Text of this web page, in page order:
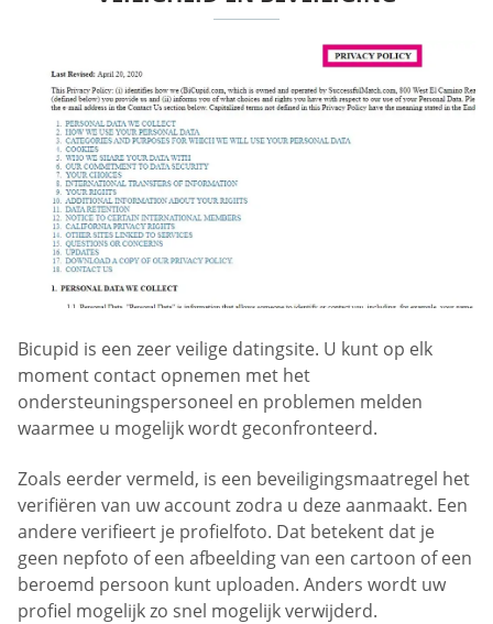
Bicupid is een zeer veilige datingsite. U kunt op elk
moment contact opnemen met het
ondersteuningspersoneel en problemen melden
waarmee u mogelijk wordt geconfronteerd.
Zoals eerder vermeld, is een beveiligingsmaatregel het
verifiëren van uw account zodra u deze aanmaakt. Een
andere verifieert je profielfoto. Dat betekent dat je
geen nepfoto of een afbeelding van een cartoon of een
beroemd persoon kunt uploaden. Anders wordt uw
profiel mogelijk zo snel mogelijk verwijderd.